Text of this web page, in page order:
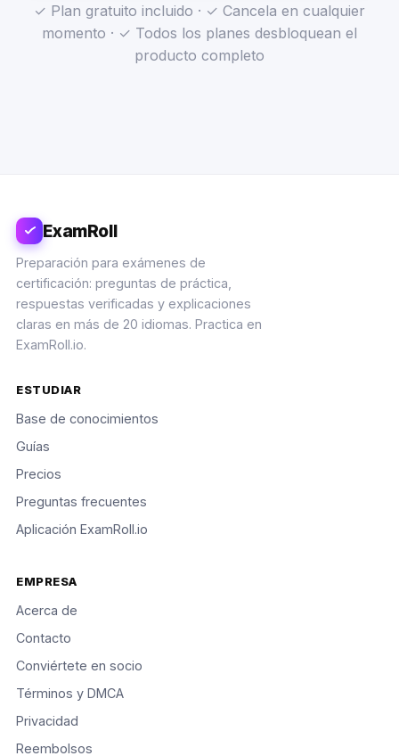
✓ Plan gratuito incluido · ✓ Cancela en cualquier
momento · ✓ Todos los planes desbloquean el
producto completo
ExamRoll
Preparación para exámenes de
certificación: preguntas de práctica,
respuestas verificadas y explicaciones
claras en más de 20 idiomas. Practica en
ExamRoll.io.
ESTUDIAR
Base de conocimientos
Guías
Precios
Preguntas frecuentes
Aplicación ExamRoll.io
EMPRESA
Acerca de
Contacto
Conviértete en socio
Términos y DMCA
Privacidad
Reembolsos